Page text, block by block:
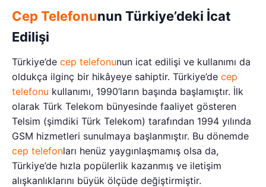
Cep Telefonunun Türkiye’deki İcat
Edilişi
Türkiye’de cep telefonunun icat edilişi ve kullanımı da
oldukça ilginç bir hikâyeye sahiptir. Türkiye’de cep
telefonu kullanımı, 1990’ların başında başlamıştır. İlk
olarak Türk Telekom bünyesinde faaliyet gösteren
Telsim (şimdiki Türk Telekom) tarafından 1994 yılında
GSM hizmetleri sunulmaya başlanmıştır. Bu dönemde
cep telefonları henüz yaygınlaşmamış olsa da,
Türkiye’de hızla popülerlik kazanmış ve iletişim
alışkanlıklarını büyük ölçüde değiştirmiştir.